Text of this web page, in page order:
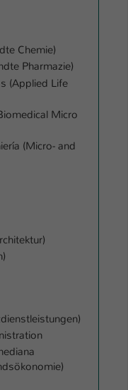
Chemie)
Pharmazie)
(Applied Life
Micro
(Micro- and